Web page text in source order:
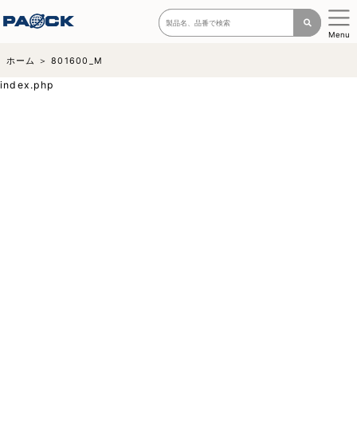
Menu
ホーム 801600_M
index.php